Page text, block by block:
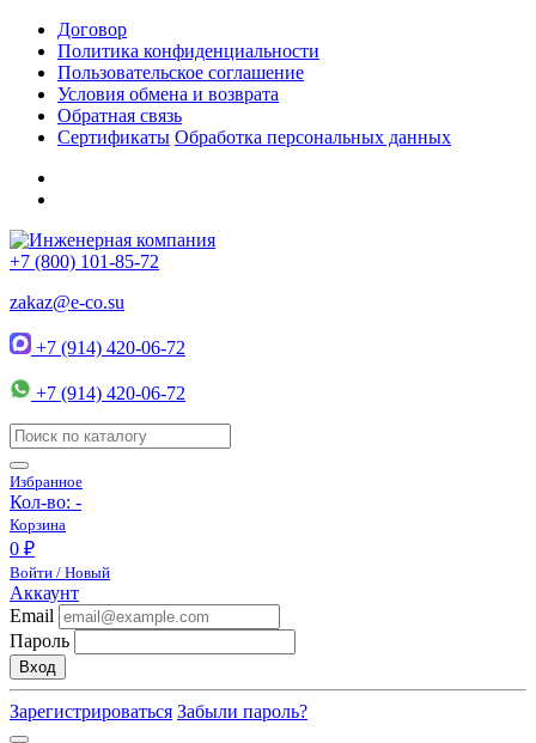
Договор
Политика конфиденциальности
Пользовательское соглашение
Условия обмена и возврата
Обратная связь
Сертификаты Обработка персональных данных
+7 (800) 101-85-72
zakaz@e-co.su
+7 (914) 420-06-72
+7 (914) 420-06-72
Избранное
Кол-во: -
Корзина
0 ₽
Войти / Новый
Аккаунт
Email
Пароль
Вход
Зарегистрироваться Забыли пароль?